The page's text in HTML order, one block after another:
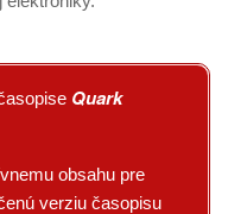
Quark
obsahu pre
verziu časopisu